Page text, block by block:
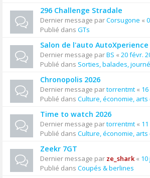
296 Challenge Stradale
Dernier message parCorsugone «
Publié dans GTs
Salon de l'auto AutoXperience
Dernier message parBS « 20 févr.
Publié dans Sorties, balades,
Chronopolis 2026
Dernier message partorrentmt «
Publié dans Culture, économie,
Time to watch 2026
Dernier message partorrentmt «
Publié dans Culture, économie,
Zeekr 7GT
Dernier message par ze_shark« 10
Publié dans Coupés & berlines